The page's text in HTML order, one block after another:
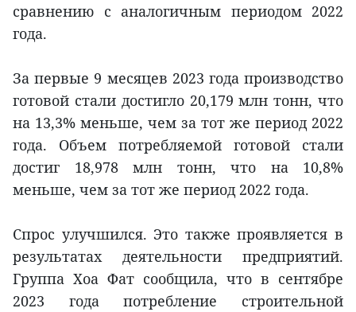
сравнению с аналогичным периодом 2022
года.
За первые 9 месяцев 2023 года производство
готовой стали достигло 20,179 млн тонн, что
на 13,3% меньше, чем за тот же период 2022
года. Объем потребляемой готовой стали
достиг 18,978 млн тонн, что на 10,8%
меньше, чем за тот же период 2022 года.
Спрос улучшился. Это также проявляется в
результатах деятельности предприятий.
Группа Хоа Фат сообщила, что в сентябре
2023 года потребление строительной